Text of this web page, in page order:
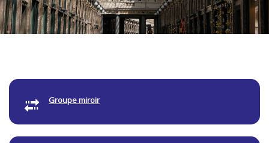
Groupe miroir